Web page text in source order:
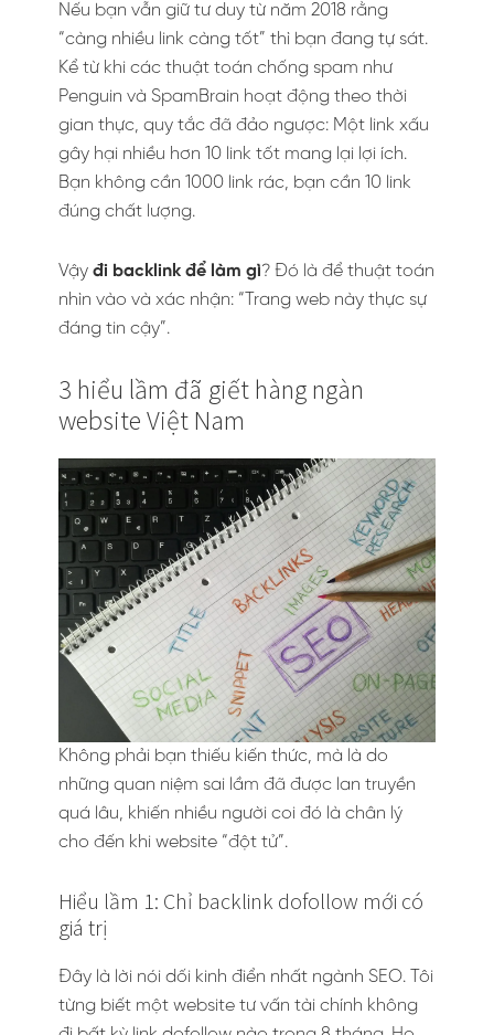
Nếu bạn vẫn giữ tư duy từ năm 2018 rằng
“càng nhiều link càng tốt” thì bạn đang tự sát.
Kể từ khi các thuật toán chống spam như
Penguin và SpamBrain hoạt động theo thời
gian thực, quy tắc đã đảo ngược: Một link xấu
gây hại nhiều hơn 10 link tốt mang lại lợi ích.
Bạn không cần 1000 link rác, bạn cần 10 link
đúng chất lượng.
Vậy đi backlink để làm gì? Đó là để thuật toán
nhìn vào và xác nhận: “Trang web này thực sự
đáng tin cậy”.
3 hiểu lầm đã giết hàng ngàn
website Việt Nam
Không phải bạn thiếu kiến thức, mà là do
những quan niệm sai lầm đã được lan truyền
quá lâu, khiến nhiều người coi đó là chân lý
cho đến khi website “đột tử”.
Hiểu lầm 1: Chỉ backlink dofollow mới có
giá trị
Đây là lời nói dối kinh điển nhất ngành SEO. Tôi
từng biết một website tư vấn tài chính không